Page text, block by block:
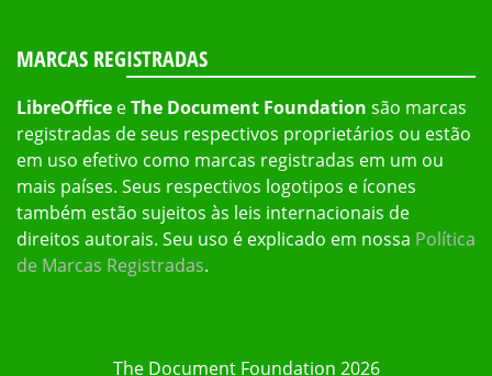
MARCAS REGISTRADAS
LibreOffice eThe Document Foundation são marcas
registradas de seus respectivos proprietários ou estão
em uso efetivo como marcas registradas em um ou
mais países. Seus respectivos logotipos e ícones
também estão sujeitos às leis internacionais de
direitos autorais. Seu uso é explicado em nossa Política
de Marcas Registradas.
The Document Foundation 2026